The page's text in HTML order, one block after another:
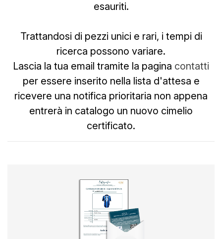
esauriti.
Trattandosi di pezzi unici e rari, i tempi di
ricerca possono variare.
Lascia la tua email tramite la pagina contatti
per essere inserito nella lista d'attesa e
ricevere una notifica prioritaria non appena
entrerà in catalogo un nuovo cimelio
certificato.